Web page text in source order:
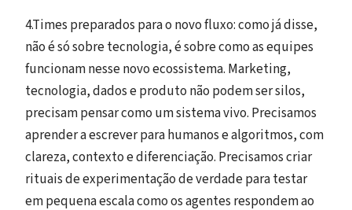
4.Times preparados para o novo fluxo: como já disse,
não é só sobre tecnologia, é sobre como as equipes
funcionam nesse novo ecossistema. Marketing,
tecnologia, dados e produto não podem ser silos,
precisam pensar como um sistema vivo. Precisamos
aprender a escrever para humanos e algoritmos, com
clareza, contexto e diferenciação. Precisamos criar
rituais de experimentação de verdade para testar
em pequena escala como os agentes respondem ao